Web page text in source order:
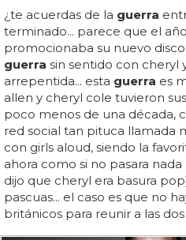
¿te acuerdas de la guerra
terminado... parece que el
promocionaba su nuevo
guerra sin sentido con cheryl
arrepentida... esta guerra es
allen y cheryl cole tuvieron
poco menos de una década,
red social tan pituca llamada
con girls aloud, siendo la
ahora como si no pasara
dijo que cheryl era basura
pascuas... el caso es que no
británicos para reunir a las dos